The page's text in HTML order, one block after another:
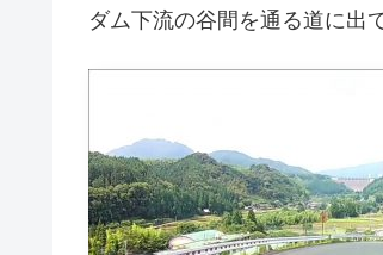
ダム下流の谷間を通る道に出て